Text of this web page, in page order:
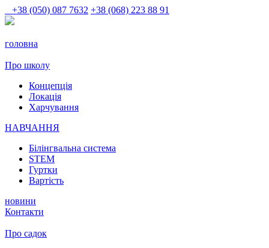
+38 (050) 087 7632 +38 (068) 223 88 91
головна
Про школу
Концепція
Локація
Харчування
НАВЧАННЯ
Білінгвальна система
STEM
Гуртки
Вартість
новини
Контакти
Про садок